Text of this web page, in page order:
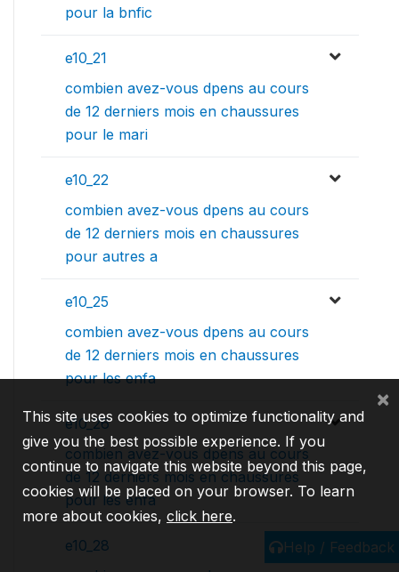
pour la bnfic
e10_21
combien avez-vous dpens au cours
de 12 derniers mois en chaussures
pour le mari
e10_22
combien avez-vous dpens au cours
de 12 derniers mois en chaussures
pour autres a
e10_25
combien avez-vous dpens au cours
de 12 derniers mois en chaussures
pour les enfa
e10_26
combien avez-vous dpens au cours
de 12 derniers mois en chaussures
pour les enfa
e10_28
Help / Feedback
This site uses cookies to optimize functionality and
give you the best possible experience. If you
continue to navigate this website beyond this page,
cookies will be placed on your browser. To learn
more about cookies, click here.
×